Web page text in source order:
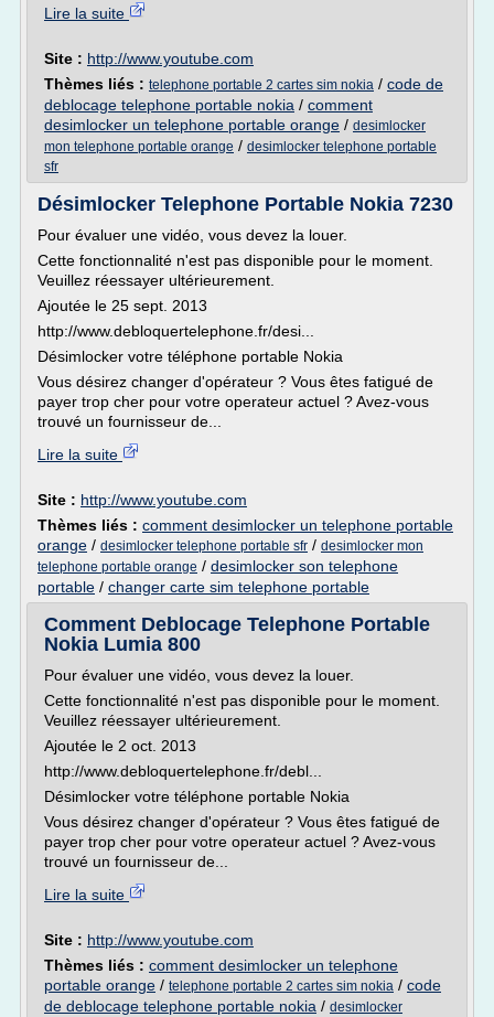
Lire la suite
Site : http://www.youtube.com
Thèmes liés : telephone portable 2 cartes sim nokia / code de
deblocage telephone portable nokia / comment
desimlocker un telephone portable orange / desimlocker
mon telephone portable orange / desimlocker telephone portable
sfr
Désimlocker Telephone Portable Nokia 7230
Pour évaluer une vidéo, vous devez la louer.
Cette fonctionnalité n'est pas disponible pour le moment.
Veuillez réessayer ultérieurement.
Ajoutée le 25 sept. 2013
http://www.debloquertelephone.fr/desi...
Désimlocker votre téléphone portable Nokia
Vous désirez changer d'opérateur ? Vous êtes fatigué de
payer trop cher pour votre operateur actuel ? Avez-vous
trouvé un fournisseur de...
Lire la suite
Site : http://www.youtube.com
Thèmes liés : comment desimlocker un telephone portable
orange / desimlocker telephone portable sfr / desimlocker mon
telephone portable orange / desimlocker son telephone
portable / changer carte sim telephone portable
Comment Deblocage Telephone Portable
Nokia Lumia 800
Pour évaluer une vidéo, vous devez la louer.
Cette fonctionnalité n'est pas disponible pour le moment.
Veuillez réessayer ultérieurement.
Ajoutée le 2 oct. 2013
http://www.debloquertelephone.fr/debl...
Désimlocker votre téléphone portable Nokia
Vous désirez changer d'opérateur ? Vous êtes fatigué de
payer trop cher pour votre operateur actuel ? Avez-vous
trouvé un fournisseur de...
Lire la suite
Site : http://www.youtube.com
Thèmes liés : comment desimlocker un telephone
portable orange / telephone portable 2 cartes sim nokia / code
de deblocage telephone portable nokia / desimlocker